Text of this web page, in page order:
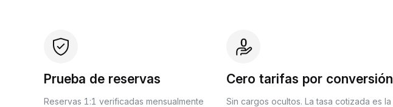
Prueba de reservas
Reservas 1:1 verificadas mensualmente
Cero tarifas por conversión
Sin cargos ocultos. La tasa cotizada es la